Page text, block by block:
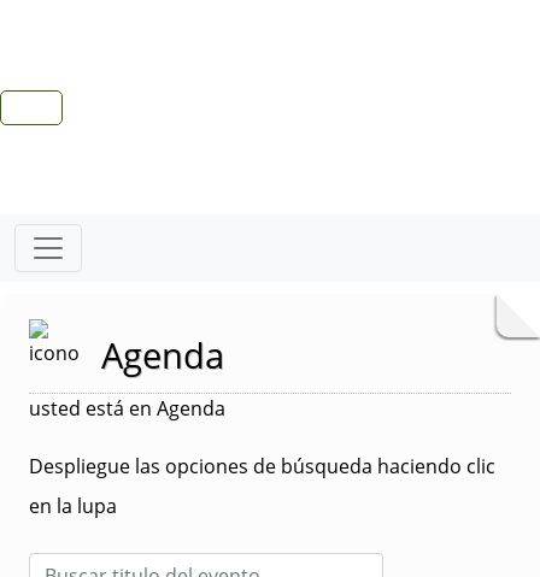
Agenda
usted está en Agenda
Despliegue las opciones de búsqueda haciendo clic
en la lupa